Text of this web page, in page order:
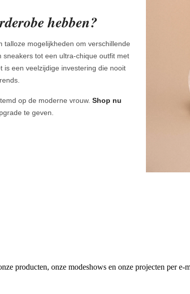
hebben?
talloze mogelijkheden om verschillende
tot een ultra-chique outfit met
is een veelzijdige investering die nooit
op de moderne vrouw. Shop nu
te geven.
producten, onze modeshows en onze projecten per e-